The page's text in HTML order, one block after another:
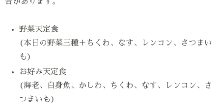
野菜天定食
(本日の野菜三種＋ちくわ、なす、レンコン、さつまい
も)
お好み天定食
(海老、白身魚、かしわ、ちくわ、なす、レンコン、さ
つまいも)